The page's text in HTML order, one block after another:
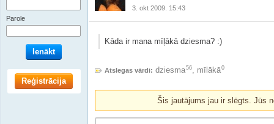
3. okt 2009. 15:43
Kāda ir mana mīļākā dziesma? :)
Atslegas vārdi: dziesma56, mīlākā0
Šis jautājums jau ir slēgts. Jūs
Parole
Ienākt
Reģistrācija